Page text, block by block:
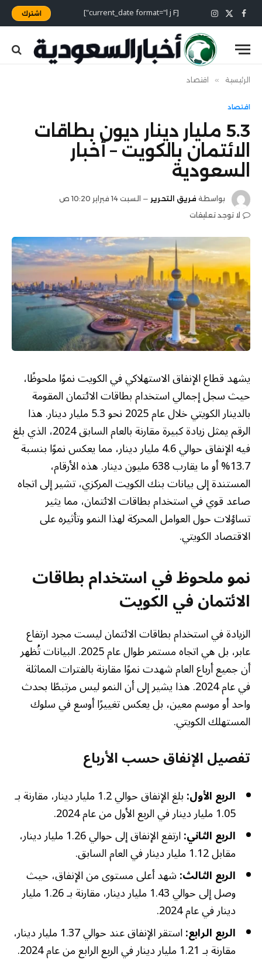
فيسبوك
X
(Twitter)
الانستغرام [current_date format="l j F"] اشترك
الرئيسية » اقتصاد
اقتصاد
5.3 مليار دينار ديون بطاقات
الائتمان بالكويت – أخبار
السعودية
بواسطة فريق التحرير
السبت 14 فبراير 10:20 ص
لا توجد تعليقات
يشهد قطاع الإنفاق الاستهلاكي في الكويت نموًا ملحوظًا،
حيث سجل إجمالي استخدام بطاقات الائتمان المقومة
بالدينار الكويتي خلال عام 2025 نحو 5.3 مليار دينار. هذا
الرقم يمثل زيادة كبيرة مقارنة بالعام السابق 2024، الذي بلغ
فيه الإنفاق حوالي 4.6 مليار دينار، مما يعكس نموًا بنسبة
13.7% أو ما يقارب 638 مليون دينار. هذه الأرقام،
المستندة إلى بيانات بنك الكويت المركزي، تشير إلى اتجاه
صاعد قوي في استخدام بطاقات الائتمان، مما يثير
تساؤلات حول العوامل المحركة لهذا النمو وتأثيره على
الاقتصاد الكويتي.
نمو ملحوظ في استخدام بطاقات
الائتمان في الكويت
الزيادة في استخدام بطاقات الائتمان ليست مجرد ارتفاع
عابر، بل هي اتجاه مستمر طوال عام 2025. البيانات تُظهر
أن جميع أرباع العام شهدت نموًا مقارنة بالفترات المماثلة
في عام 2024. هذا يشير إلى أن النمو ليس مرتبطًا بحدث
واحد أو موسم معين، بل يعكس تغييرًا أوسع في سلوك
المستهلك الكويتي.
تفصيل الإنفاق حسب الأرباع
الربع الأول: بلغ الإنفاق حوالي 1.2 مليار دينار، مقارنة بـ
1.05 مليار دينار في الربع الأول من عام 2024.
الربع الثاني:
ارتفع الإنفاق إلى حوالي 1.26 مليار دينار،
مقابل 1.12 مليار دينار في العام السابق.
الربع الثالث:شهد أعلى مستوى من الإنفاق، حيث
وصل إلى حوالي 1.43 مليار دينار، مقارنة بـ 1.26 مليار
دينار في عام 2024.
الربع الرابع:
استقر الإنفاق عند حوالي 1.37 مليار دينار،
مقارنة بـ 1.21 مليار دينار في الربع الرابع من عام 2024.